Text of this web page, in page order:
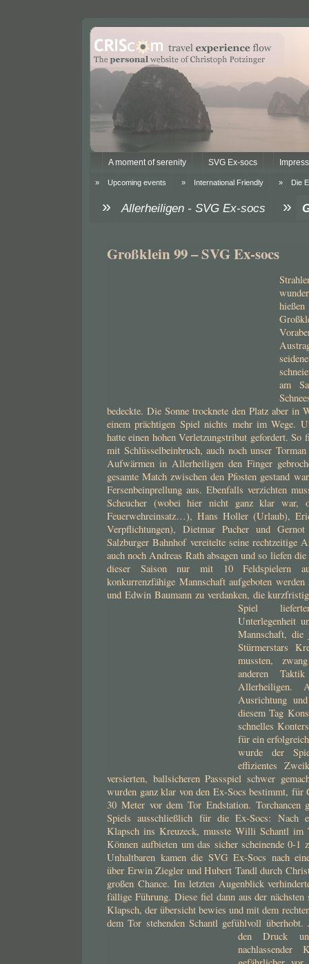
A moment of serenity SVG Ex-socs
Upcoming events International Friendly Die
Allerheiligen - SVG Ex-socs
Großklein 99 – SVG Ex-socs
am
bedeckte. Die Sonne trocknete den Platz aber in
einem prächtigen Spiel nichts mehr im Wege.
hatte einen hohen Verletzungstribut gefordert. So
mit Schlüsselbeinbruch, auch noch unser
Aufwärmen in Allerheiligen den Finger
gesamte Match zwischen den Pfosten gestand
Fersenbeinprellung aus. Ebenfalls verzichten
Scheucher (wobei hier nicht ganz klar war,
Feuerwehreinsatz…), Hans Holler (Urlaub),
Verpflichtungen), Dietmar Pucher und
Salzburger Bahnhof vereitelte seine rechtzeitige
auch noch Andreas Rath absagen und so liefen
dieser Saison nur mit 10 Feldspielern
konkurrenzfähige Mannschaft aufgeboten
und Edwin Baumann zu verdanken, die
Spiel
Unterlegenheit
Mannschaft,
Stürmerstars
mussten,
anderen
Allerheiligen.
Ausrichtung
diesem Tag
schnelles
für ein
wurde der
effizientes
versierten, ballsicheren Passspiel schwer
wurden ganz klar von den Ex-Socs bestimmt,
30 Meter vor dem Tor Endstation. Torchancen
Spiels ausschließlich für die Ex-Socs: Nach
Klapsch ins Kreuzeck, musste Willi Schantl
Können aufbieten um das sicher scheinende 0-1
Unhaltbaren kamen die SVG Ex-Socs nach
über Erwin Ziegler und Hubert Tandl durch
großen Chance. Im letzten Augenblick
fällige Führung. Diese fiel dann aus der
Klapsch, der übersicht bewies und mit dem
dem Tor stehenden Schantl gefühlvoll überhobt.
den Druck